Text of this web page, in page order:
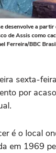
desenvolve a partir
de Assis como
Ferreira/BBC
sexta-
por
é o local
em 1969